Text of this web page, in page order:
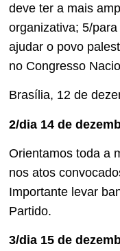
deve ter a mais
organizativa; 5/
ajudar o povo
no Congresso
Brasília, 12 de
2/dia 14 de
Orientamos toda a
nos atos
Importante levar
Partido.
3/dia 15 de